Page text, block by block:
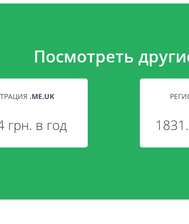
Посмотреть
.ME.UK
грн. в год